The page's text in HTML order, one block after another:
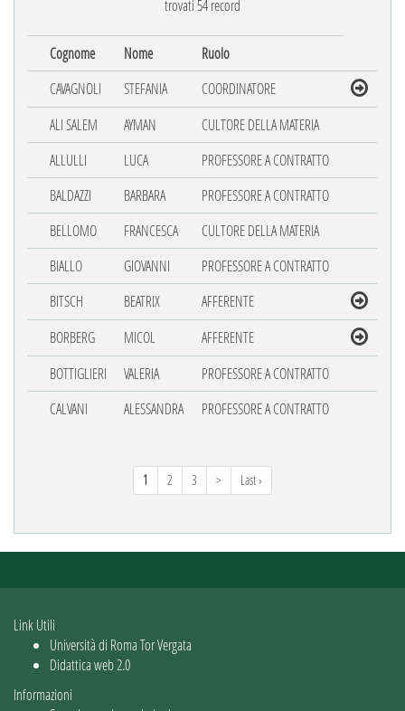
trovati 54 record
Cognome Nome
Ruolo
CAVAGNOLI
STEFANIA
COORDINATORE
ALI SALEM
AYMAN
CULTORE DELLA MATERIA
ALLULLI
LUCA
PROFESSORE A CONTRATTO
BALDAZZI
BARBARA
PROFESSORE A CONTRATTO
BELLOMO
FRANCESCA
CULTORE DELLA MATERIA
BIALLO
GIOVANNI
PROFESSORE A CONTRATTO
BITSCH
BEATRIX
AFFERENTE
BORBERG
MICOL
AFFERENTE
BOTTIGLIERI
VALERIA
PROFESSORE A CONTRATTO
CALVANI
ALESSANDRA PROFESSORE A CONTRATTO
1 2 3 > Last ›
Link Utili
Università di Roma Tor Vergata
Didattica web 2.0
Informazioni